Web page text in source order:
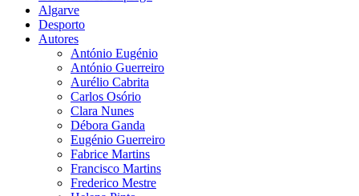
Algarve
Desporto
Autores
António Eugénio
António Guerreiro
Aurélio Cabrita
Carlos Osório
Clara Nunes
Débora Ganda
Eugénio Guerreiro
Fabrice Martins
Francisco Martins
Frederico Mestre